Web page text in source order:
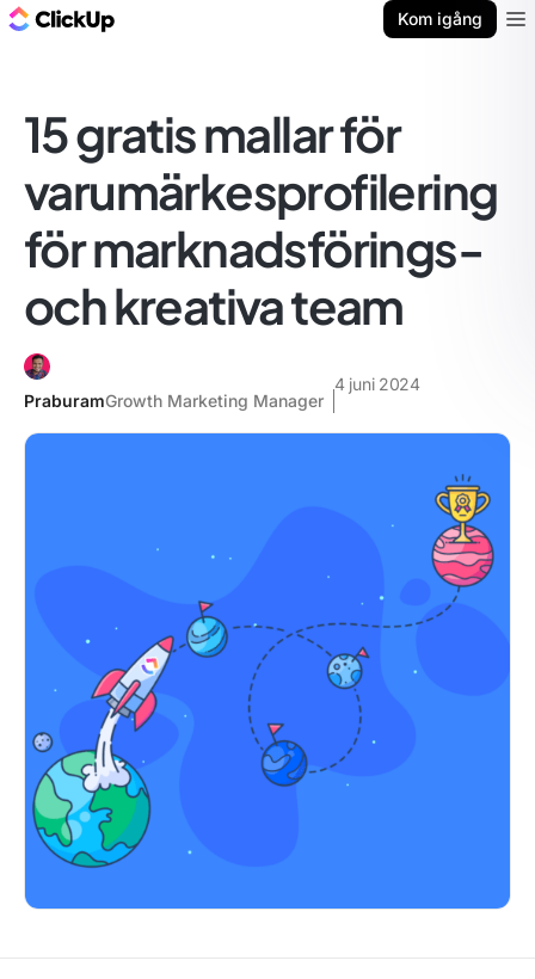
Kom igång
15 gratis mallar för
varumärkesprofilering
för marknadsförings-
och kreativa team
PraburamGrowth Marketing Manager
4 juni 2024